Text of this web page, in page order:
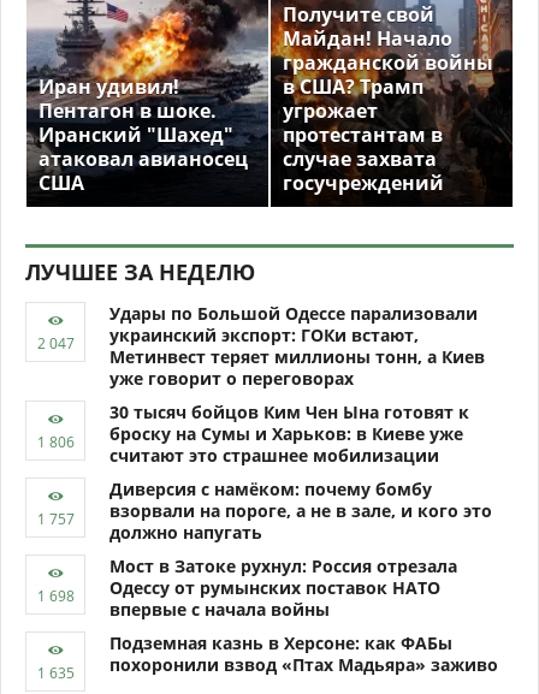
Иран удивил!
Пентагон в шоке.
Иранский "Шахед"
атаковал авианосец
США
Получите свой
Майдан! Начало
гражданской войны
в США? Трамп
угрожает
протестантам в
случае захвата
госучреждений
ЛУЧШЕЕ ЗА НЕДЕЛЮ
Удары по Большой Одессе парализовали
украинский экспорт: ГОКи встают,
Метинвест теряет миллионы тонн, а Киев
уже говорит о переговорах
30 тысяч бойцов Ким Чен Ына готовят к
броску на Сумы и Харьков: в Киеве уже
считают это страшнее мобилизации
Диверсия с намёком: почему бомбу
взорвали на пороге, а не в зале, и кого это
должно напугать
Мост в Затоке рухнул: Россия отрезала
Одессу от румынских поставок НАТО
впервые с начала войны
Подземная казнь в Херсоне: как ФАБы
похоронили взвод «Птах Мадьяра» заживо